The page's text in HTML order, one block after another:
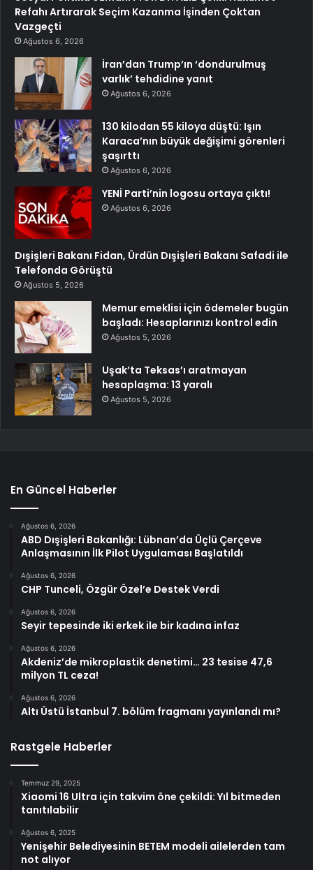
Refahı Artırarak Seçim Kazanma İşinden Çoktan
Vazgeçti
Ağustos 6, 2026
İran’dan Trump’ın ‘dondurulmuş
varlık’ tehdidine yanıt
Ağustos 6, 2026
130 kilodan 55 kiloya düştü: Işın
Karaca’nın büyük değişimi görenleri
şaşırttı
Ağustos 6, 2026
YENİ Parti’nin logosu ortaya çıktı!
Ağustos 6, 2026
Dışişleri Bakanı Fidan, Ürdün Dışişleri Bakanı Safadi ile
Telefonda Görüştü
Ağustos 5, 2026
Memur emeklisi için ödemeler bugün
başladı: Hesaplarınızı kontrol edin
Ağustos 5, 2026
Uşak’ta Teksas’ı aratmayan
hesaplaşma: 13 yaralı
Ağustos 5, 2026
En Güncel Haberler
Ağustos 6, 2026
ABD Dışişleri Bakanlığı: Lübnan’da Üçlü Çerçeve
Anlaşmasının İlk Pilot Uygulaması Başlatıldı
Ağustos 6, 2026
CHP Tunceli, Özgür Özel’e Destek Verdi
Ağustos 6, 2026
Seyir tepesinde iki erkek ile bir kadına infaz
Ağustos 6, 2026
Akdeniz’de mikroplastik denetimi… 23 tesise 47,6
milyon TL ceza!
Ağustos 6, 2026
Altı Üstü İstanbul 7. bölüm fragmanı yayınlandı mı?
Rastgele Haberler
Temmuz 29, 2025
Xiaomi 16 Ultra için takvim öne çekildi: Yıl bitmeden
tanıtılabilir
Ağustos 6, 2025
Yenişehir Belediyesinin BETEM modeli ailelerden tam
not alıyor